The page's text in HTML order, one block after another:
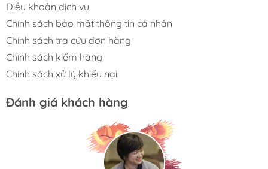
Điều khoản dịch vụ
Chính sách bảo mật thông tin cá nhân
Chính sách tra cứu đơn hàng
Chính sách kiểm hàng
Chính sách xử lý khiếu nại
Đánh giá khách hàng